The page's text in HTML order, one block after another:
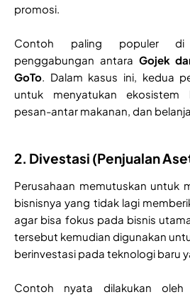
promosi.
Contoh paling populer di
penggabungan antara Gojek
GoTo. Dalam kasus ini, kedua
untuk menyatukan ekosistem
pesan-antar makanan, dan
2. Divestasi (Penjualan
Perusahaan memutuskan untuk
bisnisnya yang tidak lagi
agar bisa fokus pada bisnis
tersebut kemudian digunakan
berinvestasi pada teknologi baru
Contoh nyata dilakukan oleh